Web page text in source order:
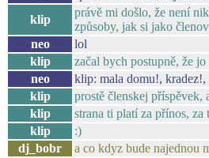
klip
právě mi došlo, že není
způsoby, jak si jako
neo
lol
klip
začal bych postupně, že jo
neo
klip: mala domu!,
klip
prostě členskej příspěvek,
klip
strana ti platí za přínos,
klip
:)
dj_bobr
a co kdyz bude najednou